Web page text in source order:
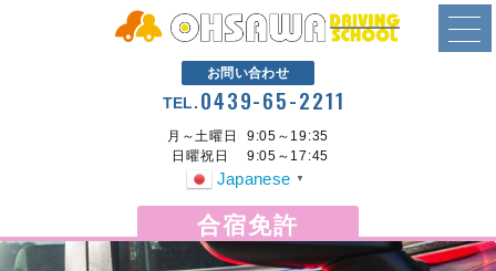
お問い合わせ
TEL. 0439-65-2211
月～土曜日
9:05～19:35
日曜祝日
9:05～17:45
Japanese ▼
合宿免許